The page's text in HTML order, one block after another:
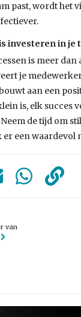
past, wordt het
investeren in je
is meer dan
je
aan een
is, elk succes
de tijd om
er een waardevol
van